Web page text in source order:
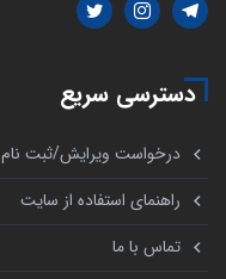
دسترسی سریع
درخواست ویرایش/ثبت نام
راهنمای استفاده از سایت
تماس با ما